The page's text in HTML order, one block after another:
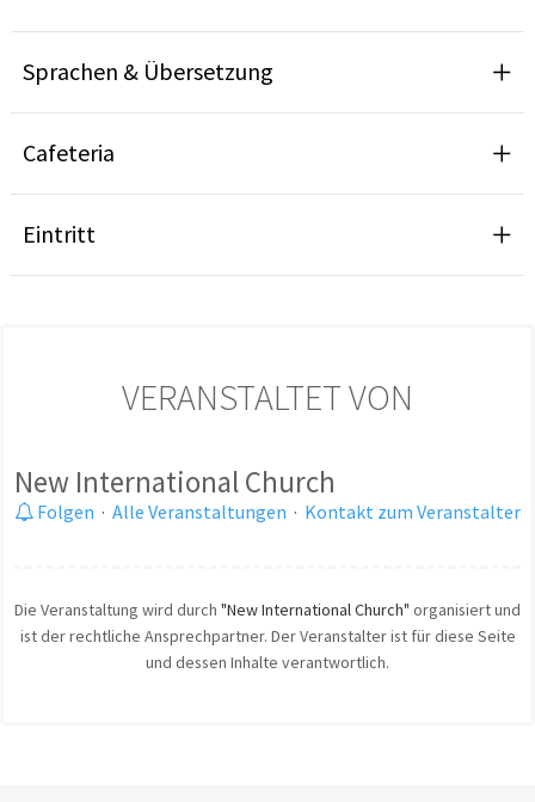
Sprachen & Übersetzung
Cafeteria
Eintritt
VERANSTALTET VON
New International Church
Folgen · Alle Veranstaltungen · Kontakt zum Veranstalter
Die Veranstaltung wird durch "New International Church" organisiert und
ist der rechtliche Ansprechpartner. Der Veranstalter ist für diese Seite
und dessen Inhalte verantwortlich.